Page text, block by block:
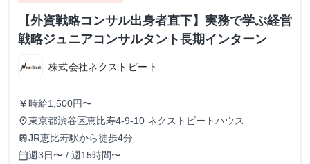
【外資戦略コンサル出身者直下】実務で学ぶ経営
戦略ジュニアコンサルタント長期インターン
株式会社ネクストビート
currency_yen 時給1,500円〜
place東京都渋谷区恵比寿4-9-10 ネクストビートハウス
trainJR恵比寿駅から徒歩4分
calendar_today週3日〜 / 週15時間〜